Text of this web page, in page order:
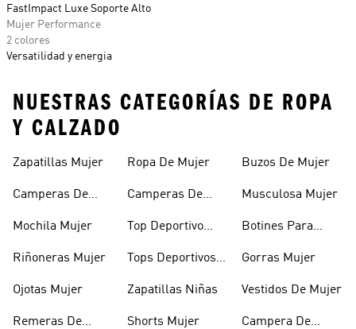
FastImpact Luxe Soporte Alto
Mujer Performance
2 colores
Versatilidad y energia
NUESTRAS CATEGORÍAS DE ROPA
Y CALZADO
Zapatillas Mujer
Camperas De
Mochila Mujer
Riñoneras Mujer
Ojotas Mujer
Remeras De
Ropa De Mujer
Camperas De
Top Deportivo
Tops Deportivos
Zapatillas Niñas
Shorts Mujer
Buzos De Mujer
Musculosa Mujer
Botines Para
Gorras Mujer
Vestidos De Mujer
Campera De